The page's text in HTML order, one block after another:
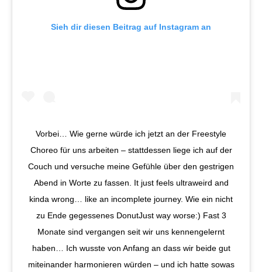
Sieh dir diesen Beitrag auf Instagram an
Vorbei… Wie gerne würde ich jetzt an der Freestyle
Choreo für uns arbeiten – stattdessen liege ich auf der
Couch und versuche meine Gefühle über den gestrigen
Abend in Worte zu fassen. It just feels ultraweird and
kinda wrong… like an incomplete journey. Wie ein nicht
zu Ende gegessenes DonutJust way worse:) Fast 3
Monate sind vergangen seit wir uns kennengelernt
haben… Ich wusste von Anfang an dass wir beide gut
miteinander harmonieren würden – und ich hatte sowas